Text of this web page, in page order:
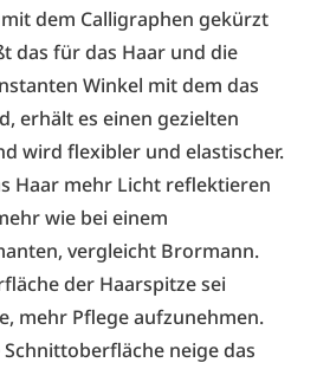
dem Calligraphen gekürzt
das für das Haar und die
Winkel mit dem das
erhält es einen gezielten
wird flexibler und elastischer.
Haar mehr Licht reflektieren
wie bei einem
vergleicht Brormann.
der Haarspitze sei
mehr Pflege aufzunehmen.
neige das